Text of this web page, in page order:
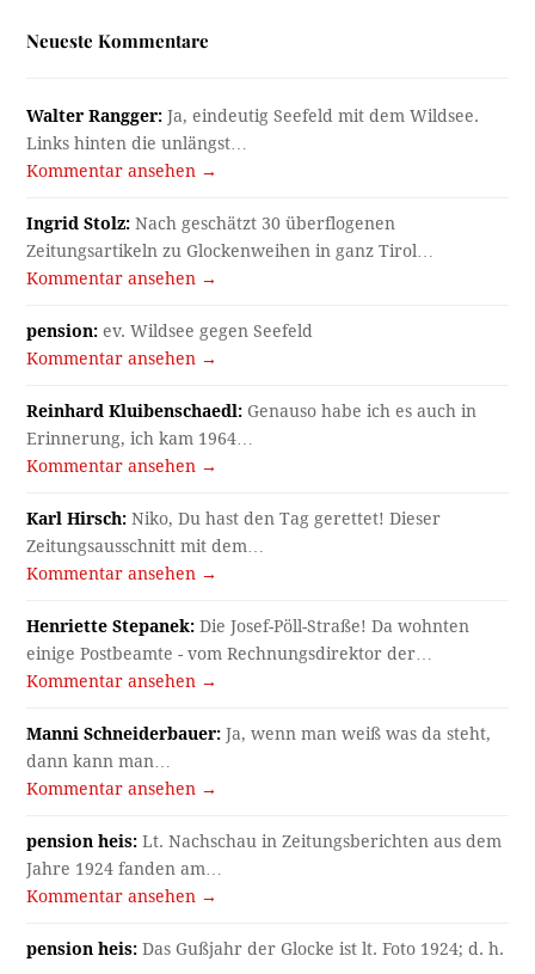
Neueste Kommentare
Walter Rangger: Ja, eindeutig Seefeld mit dem Wildsee.
Links hinten die unlängst…
Kommentar ansehen →
Ingrid Stolz: Nach geschätzt 30 überflogenen
Zeitungsartikeln zu Glockenweihen in ganz Tirol…
Kommentar ansehen →
pension: ev. Wildsee gegen Seefeld
Kommentar ansehen →
Reinhard Kluibenschaedl: Genauso habe ich es auch in
Erinnerung, ich kam 1964…
Kommentar ansehen →
Karl Hirsch: Niko, Du hast den Tag gerettet! Dieser
Zeitungsausschnitt mit dem…
Kommentar ansehen →
Henriette Stepanek: Die Josef-Pöll-Straße! Da wohnten
einige Postbeamte - vom Rechnungsdirektor der…
Kommentar ansehen →
Manni Schneiderbauer: Ja, wenn man weiß was da steht,
dann kann man…
Kommentar ansehen →
pension heis: Lt. Nachschau in Zeitungsberichten aus dem
Jahre 1924 fanden am…
Kommentar ansehen →
pension heis: Das Gußjahr der Glocke ist lt. Foto 1924; d. h.